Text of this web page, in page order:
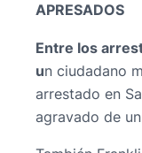
APRESADOS
Entre los
un ciudadano
arrestado en
agravado de